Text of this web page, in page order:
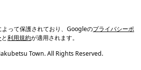
って保護されており、Googleのプライバシーポ
と利用規約が適用されます。
Town. All Rights Reserved.